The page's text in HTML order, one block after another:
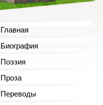
Главная
Биография
Поэзия
Проза
Переводы